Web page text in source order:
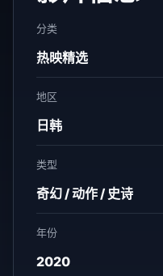
分类
热映精选
地区
日韩
类型
奇幻 / 动作 / 史诗
年份
2020